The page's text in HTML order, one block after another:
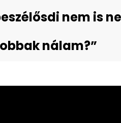
nem is
nálam?”